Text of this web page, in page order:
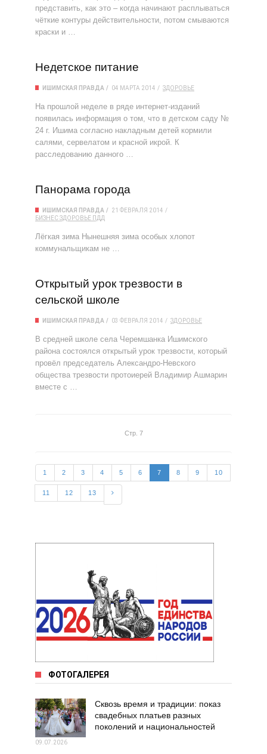
представить, как это – когда начинают расплываться
чёткие контуры действительности, потом смываются
краски и …
Недетское питание
ИШИМСКАЯ ПРАВДА 04 МАРТА 2014 ЗДОРОВЬЕ
На прошлой неделе в ряде интернет-изданий
появилась информация о том, что в детском саду №
24 г. Ишима согласно накладным детей кормили
салями, сервелатом и красной икрой. К
расследованию данного …
Панорама города
ИШИМСКАЯ ПРАВДА
21 ФЕВРАЛЯ 2014
БИЗНЕС ЗДОРОВЬЕ ПДД
Лёгкая зима Нынешняя зима особых хлопот
коммунальщикам не …
Открытый урок трезвости в
сельской школе
ИШИМСКАЯ ПРАВДА 03 ФЕВРАЛЯ 2014 ЗДОРОВЬЕ
В средней школе села Черемшанка Ишимского
района состоялся открытый урок трезвости, который
провёл председатель Александро-Невского
общества трезвости протоиерей Владимир Ашмарин
вместе с …
Стр. 7
1 2 3 4 5 6 7 8 9 10
11 12 13
ФОТОГАЛЕРЕЯ
Сквозь время и традиции: показ
свадебных платьев разных
поколений и национальностей
09.07.2026